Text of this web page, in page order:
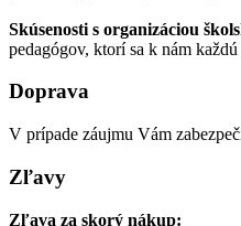
Skúsenosti s organizáciou
pedagógov, ktorí sa k nám
Doprava
V prípade záujmu Vám
Zľavy
Zľava za skorý nákup: